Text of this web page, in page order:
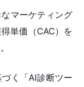
マーケティング
単価（CAC）を
く「AI診断ツー